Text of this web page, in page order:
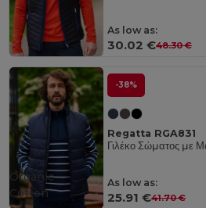
As low as:
30.02 €48.30 €
-38%
Regatta RGA831
As low as:
25.91 €41.70 €
Organic
Cotton